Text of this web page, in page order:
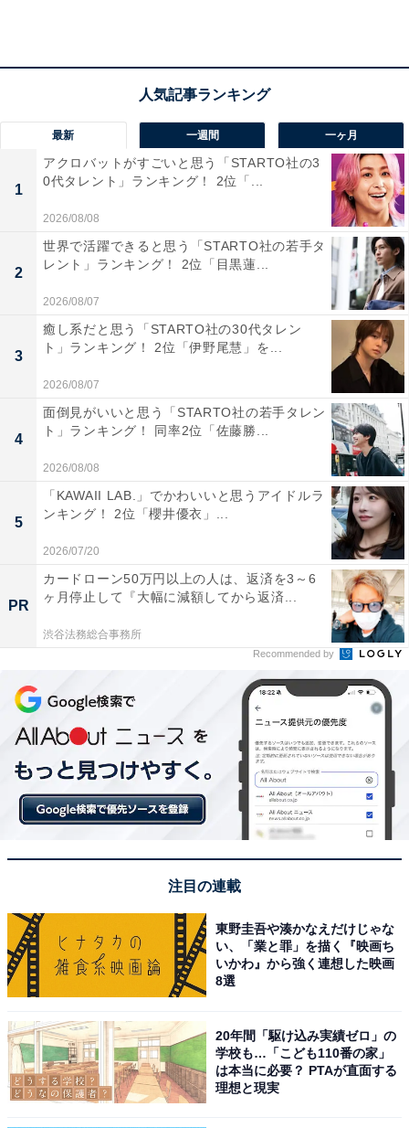
第2位：三井不動産レジデンシャル
2位は、「三井不動産レジデンシャル」でした。三井不
動産グループの住宅事業部門として中高層住宅から賃貸
住宅まで幅広く手掛けている、同グループの中核企業で
す。
項目別を見ると、「アフターフォロー」「立地」で3
位、「住戸の構造・設計」「マンションの構造・設計」
「デザイン」で2位、「引越し時の住戸確認」で同率1位
を獲得しています。
部門別では、「女性」1位、「ファミリー」で2位にラン
クイン。
第1位：野村不動産
最新 一週間 一ヶ月
1
アクロバットがすごいと思う「STARTO社の3
0代タレント」ランキング！ 2位「...
2026/08/08
2
世界で活躍できると思う「STARTO社の若手タ
レント」ランキング！ 2位「目黒蓮...
2026/08/07
3
癒し系だと思う「STARTO社の30代タレン
ト」ランキング！ 2位「伊野尾慧」を...
2026/08/07
4
面倒見がいいと思う「STARTO社の若手タレン
ト」ランキング！ 同率2位「佐藤勝...
2026/08/08
5
「KAWAII LAB.」でかわいいと思うアイドルラ
ンキング！ 2位「櫻井優衣」...
2026/07/20
PR
カードローン50万円以上の人は、返済を3～6
ヶ月停止して『大幅に減額してから返済...
渋谷法務総合事務所
Recommended by
注目の連載
東野圭吾や湊かなえだけじゃな
い、「業と罪」を描く『映画ち
いかわ』から強く連想した映画
8選
20年間「駆け込み実績ゼロ」の
学校も…「こども110番の家」
は本当に必要？ PTAが直面する
理想と現実